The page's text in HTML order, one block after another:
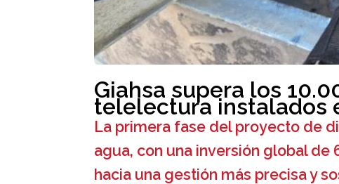
Giahsa supera los
telelectura instalados
La primera fase del proyecto de
agua, con una inversión global de
hacia una gestión más precisa y